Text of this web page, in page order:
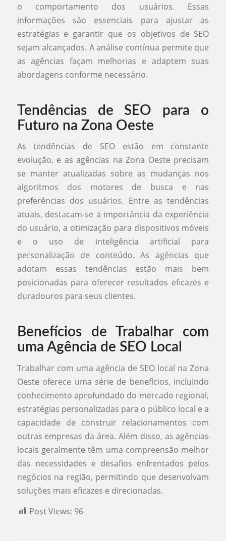
o comportamento dos usuários. Essas
informações são essenciais para ajustar as
estratégias e garantir que os objetivos de SEO
sejam alcançados. A análise contínua permite que
as agências façam melhorias e adaptem suas
abordagens conforme necessário.
Tendências de SEO para o
Futuro na Zona Oeste
As tendências de SEO estão em constante
evolução, e as agências na Zona Oeste precisam
se manter atualizadas sobre as mudanças nos
algoritmos dos motores de busca e nas
preferências dos usuários. Entre as tendências
atuais, destacam-se a importância da experiência
do usuário, a otimização para dispositivos móveis
e o uso de inteligência artificial para
personalização de conteúdo. As agências que
adotam essas tendências estão mais bem
posicionadas para oferecer resultados eficazes e
duradouros para seus clientes.
Benefícios de Trabalhar com
uma Agência de SEO Local
Trabalhar com uma agência de SEO local na Zona
Oeste oferece uma série de benefícios, incluindo
conhecimento aprofundado do mercado regional,
estratégias personalizadas para o público local e a
capacidade de construir relacionamentos com
outras empresas da área. Além disso, as agências
locais geralmente têm uma compreensão melhor
das necessidades e desafios enfrentados pelos
negócios na região, permitindo que desenvolvam
soluções mais eficazes e direcionadas.
Post Views: 96